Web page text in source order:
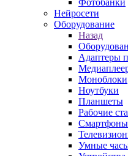
Фотобанки
Нейросети
Оборудование
Назад
Адаптеры
Моноблоки
Ноутбуки
Планшеты
Рабочие
Смартфоны
Умные